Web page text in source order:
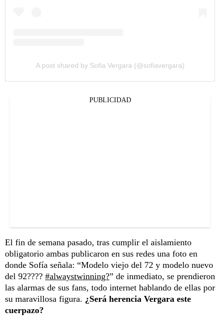
A post shared by Sofia Vergara (@sofiavergara)
PUBLICIDAD
El fin de semana pasado, tras cumplir el aislamiento
obligatorio ambas publicaron en sus redes una foto en
donde Sofía señala: “Modelo viejo del 72 y modelo nuevo
del 92???? #alwaystwinning?” de inmediato, se prendieron
las alarmas de sus fans, todo internet hablando de ellas por
su maravillosa figura. ¿Será herencia Vergara este
cuerpazo?